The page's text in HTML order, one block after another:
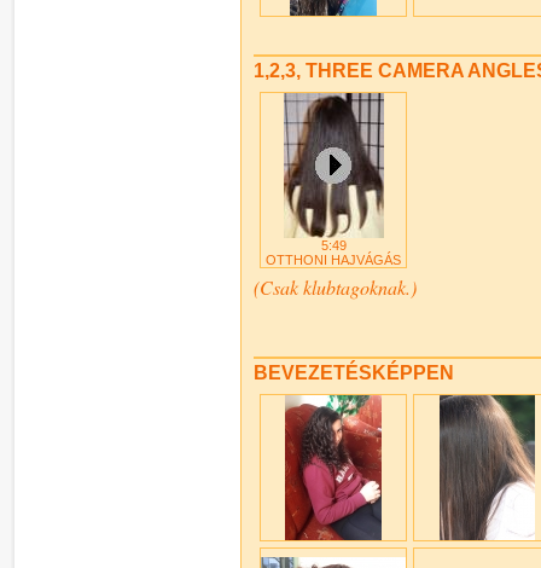
1,2,3, THREE CAMERA
5:49
OTTHONI HAJVÁGÁS
(Csak klubtagoknak.)
BEVEZETÉSKÉPPEN